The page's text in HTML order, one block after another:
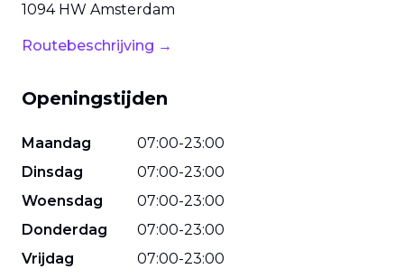
1094 HW Amsterdam
Routebeschrijving →
Openingstijden
Maandag 07:00-23:00
Dinsdag
07:00-23:00
Woensdag
07:00-23:00
Donderdag
07:00-23:00
Vrijdag
07:00-23:00